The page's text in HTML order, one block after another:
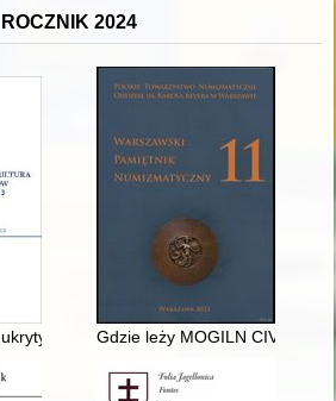
ROCZNIK 2024
skarbów” w cysterskich
Gdzie leży MOGILN CIVITAS i